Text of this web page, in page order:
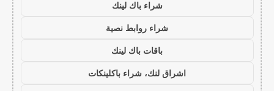
شراء باك لينك
شراء روابط نصية
باقات باك لينك
اشراق لنك، شراء باكلينكات